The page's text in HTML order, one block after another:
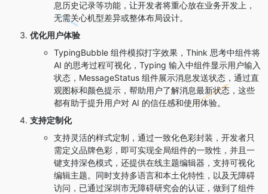
息历史记录等功能，让开发者将重心放在业务开发上，
无需关心机型差异或整体布局设计。
优化用户体验
TypingBubble 组件模拟打字效果，Think 思考中组件将
AI 的思考过程可视化，Typing 输入中组件显示用户输入
状态，MessageStatus 组件展示消息发送状态，通过直
观图标和颜色提示，帮助用户了解消息最新状态，这些
都有助于提升用户对 AI 的信任感和使用体验。
支持定制化
支持灵活的样式定制，通过一致化色彩封装，开发者只
需定义品牌色彩，即可实现全局组件的一致性，并且一
键支持深色模式，还提供在线主题编辑器，支持可视化
编辑主题。同时支持多语言和本土化特性，以及无障碍
访问，已通过深圳市无障碍研究会的认证，做到了组件